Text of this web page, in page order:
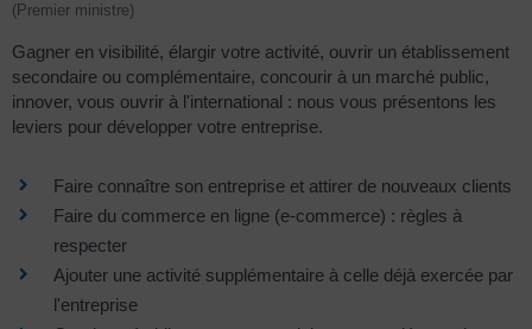
(Premier ministre)
Gagner en visibilité, élargir votre activité, ouvrir un établissement
secondaire ou complémentaire, concourir à un marché public,
innover, vous ouvrir à l'international : nous vous présentons les
leviers pour développer votre entreprise.
Faire connaître son entreprise et attirer de nouveaux clients
Faire du commerce en ligne (e-commerce) : règles à
respecter
Ajouter une activité supplémentaire à celle déjà exercée par
l'entreprise